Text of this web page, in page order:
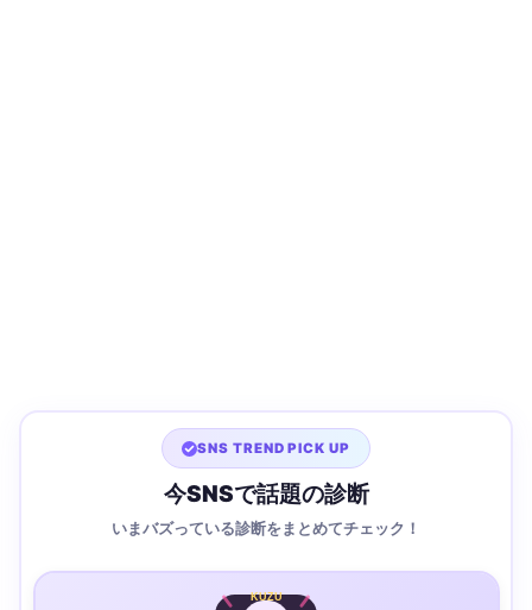
SNS TREND PICK UP
今SNSで話題の診断
いまバズっている診断をまとめてチェック！
KUZU